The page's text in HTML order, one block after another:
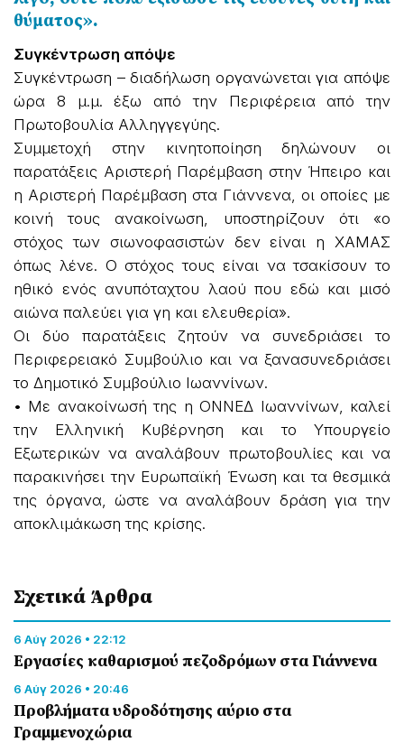
θύματος».
Συγκέντρωση απόψε
Συγκέντρωση – διαδήλωση οργανώνεται για απόψε
ώρα 8 μ.μ. έξω από την Περιφέρεια από την
Πρωτοβουλία Αλληγγεγύης.
Συμμετοχή στην κινητοποίηση δηλώνουν οι
παρατάξεις Αριστερή Παρέμβαση στην Ήπειρο και
η Αριστερή Παρέμβαση στα Γιάννενα, οι οποίες με
κοινή τους ανακοίνωση, υποστηρίζουν ότι «ο
στόχος των σιωνοφασιστών δεν είναι η ΧΑΜΑΣ
όπως λένε. Ο στόχος τους είναι να τσακίσουν το
ηθικό ενός ανυπόταχτου λαού που εδώ και μισό
αιώνα παλεύει για γη και ελευθερία».
Οι δύο παρατάξεις ζητούν να συνεδριάσει το
Περιφερειακό Συμβούλιο και να ξανασυνεδριάσει
το Δημοτικό Συμβούλιο Ιωαννίνων.
• Με ανακοίνωσή της η ΟΝΝΕΔ Ιωαννίνων, καλεί
την Ελληνική Κυβέρνηση και το Υπουργείο
Εξωτερικών να αναλάβουν πρωτοβουλίες και να
παρακινήσει την Ευρωπαϊκή Ένωση και τα θεσμικά
της όργανα, ώστε να αναλάβουν δράση για την
αποκλιμάκωση της κρίσης.
Σχετικά Άρθρα
6 Αύγ 2026 • 22:12
Εργασίες καθαρισμού πεζοδρόμων στα Γιάννενα
6 Αύγ 2026 • 20:46
Προβλήματα υδροδότησης αύριο στα
Γραμμενοχώρια